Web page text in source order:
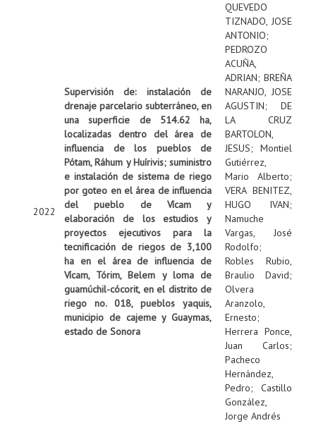
2022
Supervisión de: instalación de
drenaje parcelario subterráneo, en
una superficie de 514.62 ha,
localizadas dentro del área de
influencia de los pueblos de
Pótam, Ráhum y Huírivis; suministro
e instalación de sistema de riego
por goteo en el área de influencia
del pueblo de Vícam y
elaboración de los estudios y
proyectos ejecutivos para la
tecnificación de riegos de 3,100
ha en el área de influencia de
Vícam, Tórim, Belem y loma de
guamúchil-cócorit, en el distrito de
riego no. 018, pueblos yaquis,
municipio de cajeme y Guaymas,
estado de Sonora
QUEVEDO
TIZNADO, JOSE
ANTONIO;
PEDROZO
ACUÑA,
ADRIAN; BREÑA
NARANJO, JOSE
AGUSTIN; DE
LA CRUZ
BARTOLON,
JESUS; Montiel
Gutiérrez,
Mario Alberto;
VERA BENITEZ,
HUGO IVAN;
Namuche
Vargas, José
Rodolfo;
Robles Rubio,
Braulio David;
Olvera
Aranzolo,
Ernesto;
Herrera Ponce,
Juan Carlos;
Pacheco
Hernández,
Pedro; Castillo
González,
Jorge Andrés